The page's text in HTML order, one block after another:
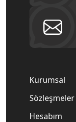
Kurumsal
Sözleşmeler
Hesabım